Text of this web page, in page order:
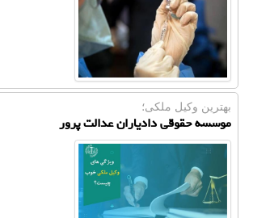
بهترین وکیل ملکی؛
موسسه حقوقی دادیاران عدالت پرور